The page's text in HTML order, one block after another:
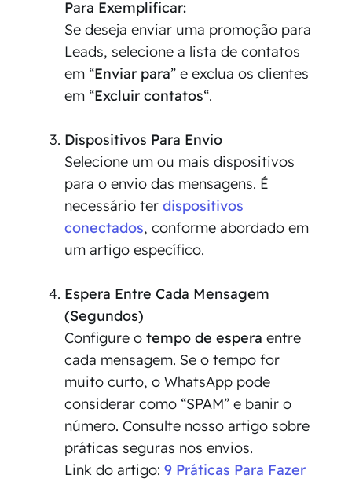
Para Exemplificar:
Se deseja enviar uma promoção para
Leads, selecione a lista de contatos
em “Enviar para” e exclua os clientes
em “Excluir contatos“.
Dispositivos Para Envio
Selecione um ou mais dispositivos
para o envio das mensagens. É
necessário terdispositivos
conectados, conforme abordado em
um artigo específico.
Espera Entre Cada Mensagem
(Segundos)
Configure otempo de espera entre
cada mensagem. Se o tempo for
muito curto, o WhatsApp pode
considerar como “SPAM” e banir o
número. Consulte nosso artigo sobre
práticas seguras nos envios.
Link do artigo:9 Práticas Para Fazer